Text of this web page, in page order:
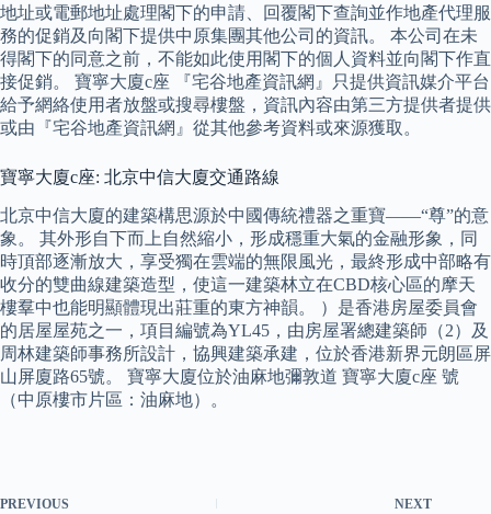
地址或電郵地址處理閣下的申請、回覆閣下查詢並作地產代理服
務的促銷及向閣下提供中原集團其他公司的資訊。 本公司在未
得閣下的同意之前，不能如此使用閣下的個人資料並向閣下作直
接促銷。 寶寧大廈c座 『宅谷地產資訊網』只提供資訊媒介平台
給予網絡使用者放盤或搜尋樓盤，資訊內容由第三方提供者提供
或由『宅谷地產資訊網』從其他參考資料或來源獲取。
寶寧大廈c座: 北京中信大廈交通路線
北京中信大廈的建築構思源於中國傳統禮器之重寶——“尊”的意
象。 其外形自下而上自然縮小，形成穩重大氣的金融形象，同
時頂部逐漸放大，享受獨在雲端的無限風光，最終形成中部略有
收分的雙曲線建築造型，使這一建築林立在CBD核心區的摩天
樓羣中也能明顯體現出莊重的東方神韻。 ）是香港房屋委員會
的居屋屋苑之一，項目編號為YL45，由房屋署總建築師（2）及
周林建築師事務所設計，協興建築承建，位於香港新界元朗區屏
山屏廈路65號。 寶寧大廈位於油麻地彌敦道 寶寧大廈c座 號
（中原樓市片區：油麻地）。
PREVIOUS NEXT